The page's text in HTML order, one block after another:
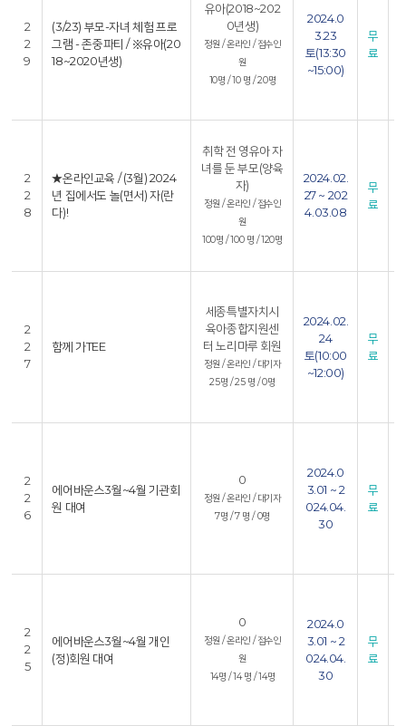
2
2
9
(3/23) 부모-자녀 체험 프로
그램 - 존중파티 / ※유아(20
18~2020년생)
유아(2018~202
0년생)
정원 / 온라인 / 접수인
원
10명 / 10 명 / 20명
2024.0
3.23
토(13:30
~15:00)
무
료
2
2
8
★온라인교육 / (3월) 2024
년 집에서도 놀(면서) 자(란
다)!
취학 전 영유아 자
녀를 둔 부모(양육
자)
정원 / 온라인 / 접수인
원
100명 / 100 명 / 120명
2024.02.
27 ~ 202
4.03.08
무
료
2
2
7
함께 가TEE
세종특별자치시
육아종합지원센
터 노리마루 회원
정원 / 온라인 / 대기자
25명 / 25 명 / 0명
2024.02.
24
토(10:00
~12:00)
무
료
2
2
6
에어바운스3월~4월 기관회
원 대여
0
정원 / 온라인 / 대기자
7명 / 7 명 / 0명
2024.0
3.01 ~ 2
024.04.
30
무
료
2
2
5
에어바운스3월~4월 개인
(정)회원 대여
0
정원 / 온라인 / 접수인
원
14명 / 14 명 / 14명
2024.0
3.01 ~ 2
024.04.
30
무
료